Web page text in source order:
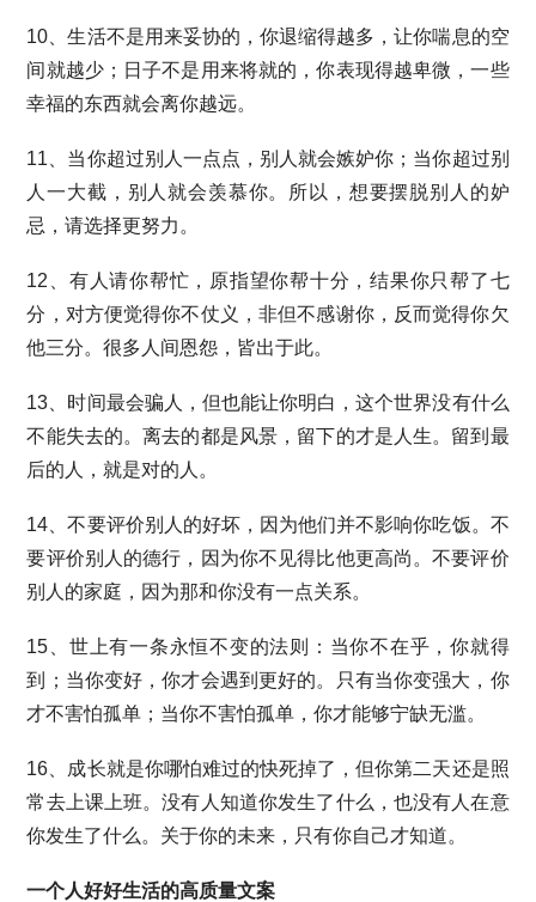
10、生活不是用来妥协的，你退缩得越多，让你喘息的空
间就越少；日子不是用来将就的，你表现得越卑微，一些
幸福的东西就会离你越远。
11、当你超过别人一点点，别人就会嫉妒你；当你超过别
人一大截，别人就会羡慕你。所以，想要摆脱别人的妒
忌，请选择更努力。
12、有人请你帮忙，原指望你帮十分，结果你只帮了七
分，对方便觉得你不仗义，非但不感谢你，反而觉得你欠
他三分。很多人间恩怨，皆出于此。
13、时间最会骗人，但也能让你明白，这个世界没有什么
不能失去的。离去的都是风景，留下的才是人生。留到最
后的人，就是对的人。
14、不要评价别人的好坏，因为他们并不影响你吃饭。不
要评价别人的德行，因为你不见得比他更高尚。不要评价
别人的家庭，因为那和你没有一点关系。
15、世上有一条永恒不变的法则：当你不在乎，你就得
到；当你变好，你才会遇到更好的。只有当你变强大，你
才不害怕孤单；当你不害怕孤单，你才能够宁缺无滥。
16、成长就是你哪怕难过的快死掉了，但你第二天还是照
常去上课上班。没有人知道你发生了什么，也没有人在意
你发生了什么。关于你的未来，只有你自己才知道。
一个人好好生活的高质量文案